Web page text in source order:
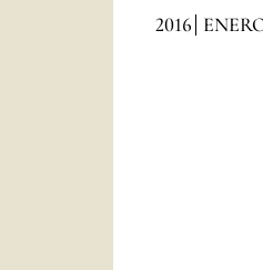
2016